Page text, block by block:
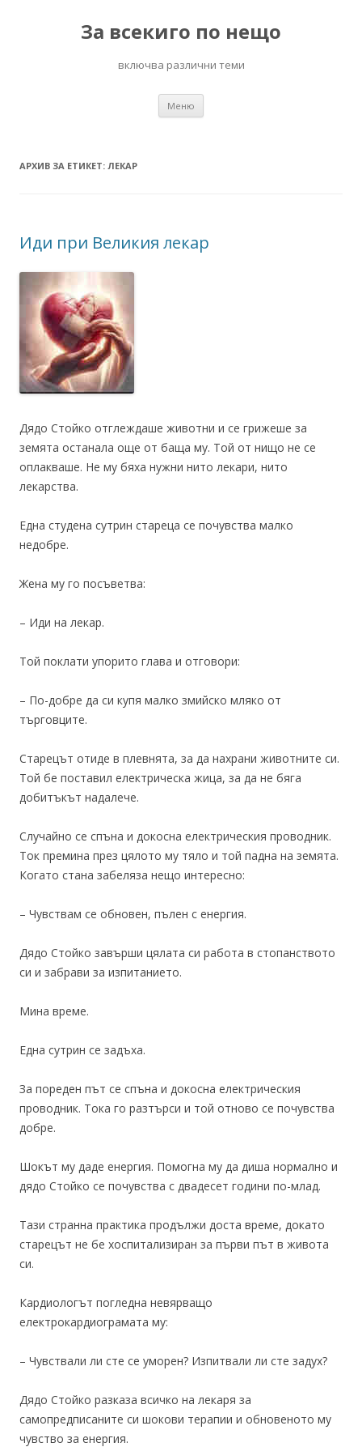
За всекиго по нещо
включва различни теми
Меню
АРХИВ ЗА ЕТИКЕТ: ЛЕКАР
Иди при Великия лекар
Дядо Стойко отглеждаше животни и се грижеше за
земята останала още от баща му. Той от нищо не се
оплакваше. Не му бяха нужни нито лекари, нито
лекарства.
Една студена сутрин стареца се почувства малко
недобре.
Жена му го посъветва:
– Иди на лекар.
Той поклати упорито глава и отговори:
– По-добре да си купя малко змийско мляко от
търговците.
Старецът отиде в плевнята, за да нахрани животните си.
Той бе поставил електрическа жица, за да не бяга
добитъкът надалече.
Случайно се спъна и докосна електрическия проводник.
Ток премина през цялото му тяло и той падна на земята.
Когато стана забеляза нещо интересно:
– Чувствам се обновен, пълен с енергия.
Дядо Стойко завърши цялата си работа в стопанството
си и забрави за изпитанието.
Мина време.
Една сутрин се задъха.
За пореден път се спъна и докосна електрическия
проводник. Тока го разтърси и той отново се почувства
добре.
Шокът му даде енергия. Помогна му да диша нормално и
дядо Стойко се почувства с двадесет години по-млад.
Тази странна практика продължи доста време, докато
старецът не бе хоспитализиран за първи път в живота
си.
Кардиологът погледна невярващо
електрокардиограмата му:
– Чувствали ли сте се уморен? Изпитвали ли сте задух?
Дядо Стойко разказа всичко на лекаря за
самопредписаните си шокови терапии и обновеното му
чувство за енергия.